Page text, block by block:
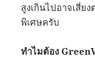
สูงเกินไปอาจเสี่ย
พิเศษครับ
ทำไมต้อง